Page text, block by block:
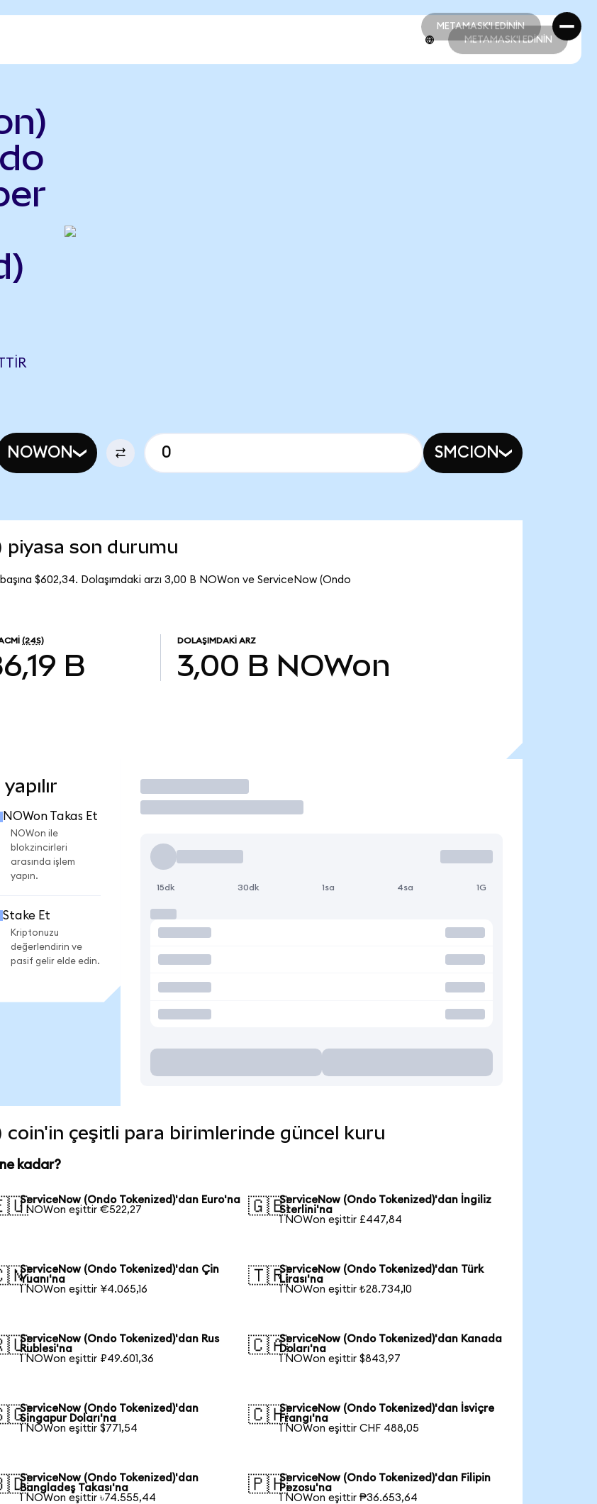
METAMASK'I EDİNİN
METAMASK'I EDİNİN
METAMASK'I EDİNİN
NOWON SMCION
piyasa son durumu
$602,34. Dolaşımdaki arzı 3,00 B NOWon ve ServiceNow (Ondo
(24S)
B
DOLAŞIMDAKI ARZ
3,00 B NOWon
NOWon Takas Et
NOWon ile
blokzincirleri
arasında işlem
yapın.
Stake Et
Kriptonuzu
değerlendirin ve
pasif gelir elde edin.
İşlem Yap
15dk 30dk 1sa 4sa 1G
coin'in çeşitli para birimlerinde güncel kuru
kadar?
ServiceNow (Ondo Tokenized)'dan Euro'na
1 NOWon eşittir €522,27
🇬🇧ServiceNow (Ondo Tokenized)'dan İngiliz
Sterlini'na
1 NOWon eşittir £447,84
ServiceNow (Ondo Tokenized)'dan Çin
Yuanı'na
1 NOWon eşittir ¥4.065,16
🇹🇷ServiceNow (Ondo Tokenized)'dan Türk
Lirası'na
1 NOWon eşittir ₺28.734,10
ServiceNow (Ondo Tokenized)'dan Rus
Rublesi'na
1 NOWon eşittir ₽49.601,36
🇨🇦ServiceNow (Ondo Tokenized)'dan Kanada
Doları'na
1 NOWon eşittir $843,97
ServiceNow (Ondo Tokenized)'dan
Singapur Doları'na
1 NOWon eşittir $771,54
🇨🇭ServiceNow (Ondo Tokenized)'dan İsviçre
Frangı'na
1 NOWon eşittir CHF 488,05
ServiceNow (Ondo Tokenized)'dan
Bangladeş Takası'na
1 NOWon eşittir ৳74.555,44
🇵🇭ServiceNow (Ondo Tokenized)'dan Filipin
Pezosu'na
1 NOWon eşittir ₱36.653,64